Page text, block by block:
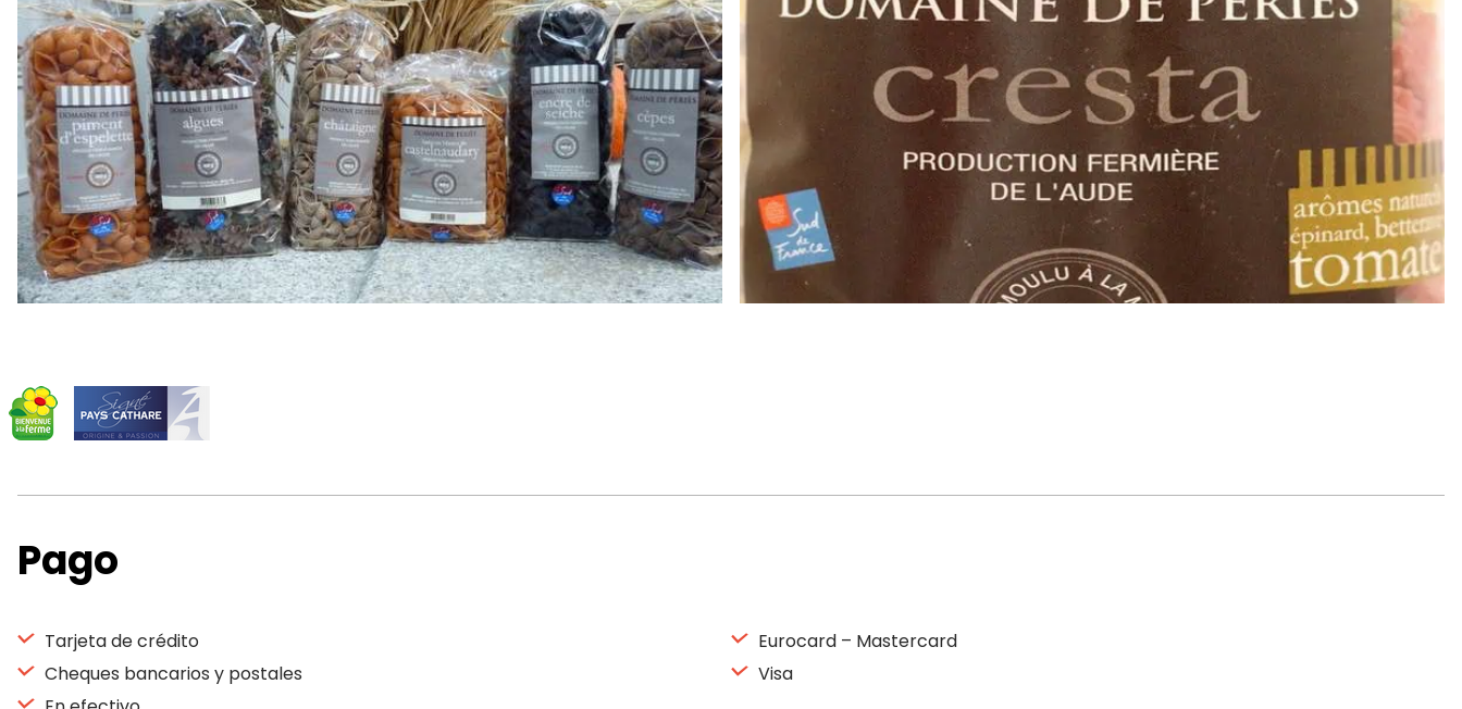
Pago
Tarjeta de crédito
Cheques bancarios y postales
Eurocard – Mastercard
Visa